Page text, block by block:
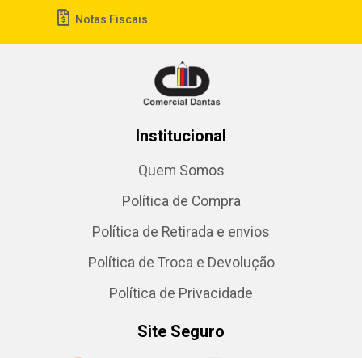
Notas Fiscais
Institucional
Quem Somos
Política de Compra
Política de Retirada e envios
Política de Troca e Devolução
Política de Privacidade
Site Seguro